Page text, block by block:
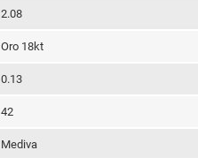
2.08
Oro 18kt
0.13
42
Mediva